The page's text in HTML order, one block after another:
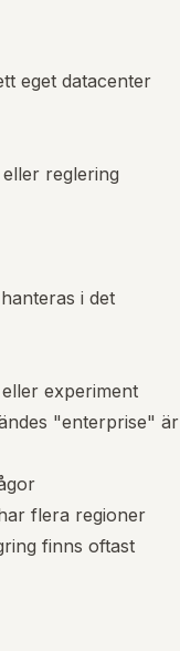
eget datacenter
reglering
i det
experiment
"enterprise" är
flera regioner
finns oftast